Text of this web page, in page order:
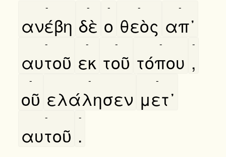
ανέβη
-
δὲ
-
ο
-
θεὸς
-
απ᾿
-
αυτοῦ
-
εκ
-
τοῦ
-
τόπου
-
,
-
οῦ
-
ελάλησεν
-
μετ᾿
-
αυτοῦ
-
.
-